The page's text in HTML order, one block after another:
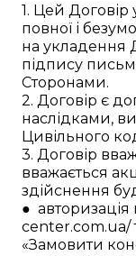
1. Цей
повної і
на укладення
підпису
Сторонами.
2. Договір є
наслідками,
Цивільного
3. Договір
вважається
здійснення
●
center.com.ua/
«Замовити